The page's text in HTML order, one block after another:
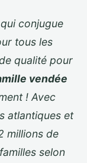
conjugue
tous les
qualité pour
vendée
! Avec
atlantiques et
millions de
selon